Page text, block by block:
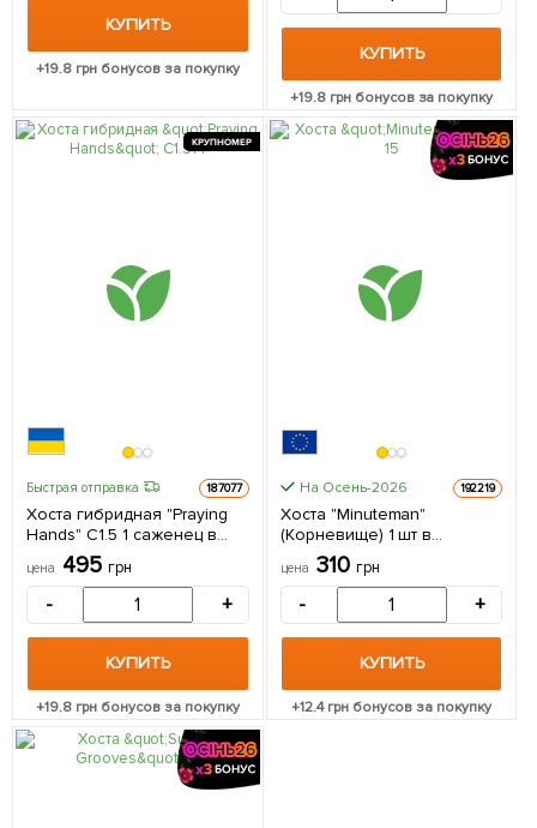
КУПИТЬ
+19.8 грн бонусов за покупку
КУПИТЬ
+19.8грн бонусов за покупку
КРУПНОМЕР
Быстрая отправка 187077
Хоста гибридная "Praying
Hands" С1.5 1 саженец в
упаковке
цена 495 грн
- +
КУПИТЬ
+19.8 грн бонусов за покупку
На Осень-2026 192219
Хоста "Minuteman"
(Корневище) 1 шт в
упаковке
цена 310 грн
- +
КУПИТЬ
+12.4грн бонусов за покупку